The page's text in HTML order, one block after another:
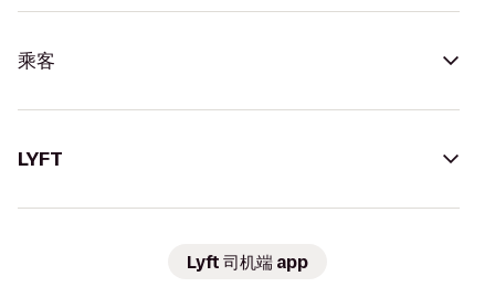
乘客
LYFT
Lyft 司机端 app